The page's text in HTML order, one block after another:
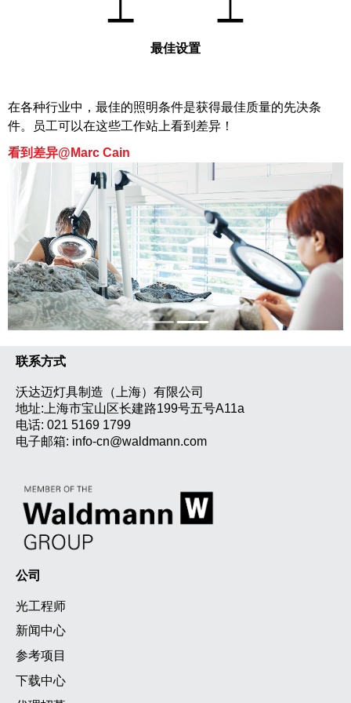
最佳设置
在各种行业中，最佳的照明条件是获得最佳质量的先决条
件。员工可以在这些工作站上看到差异！
看到差异@Marc Cain
‹
联系方式
沃达迈灯具制造（上海）有限公司
地址:上海市宝山区长建路199号五号A11a
电话: 021 5169 1799
电子邮箱: info-cn@waldmann.com
公司
光工程师
新闻中心
参考项目
下载中心